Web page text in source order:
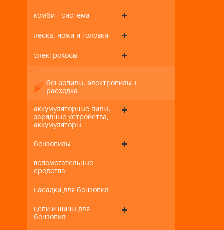
комби - система
леска, ножи и головки
электрокосы
+-
бензопилы, электропилы +
расходка
аккумуляторные пилы,
зарядные устройства,
аккумуляторы
бензопилы
вспомогательные
средства
насадки для бензопил
цепи и шины для
бензопил